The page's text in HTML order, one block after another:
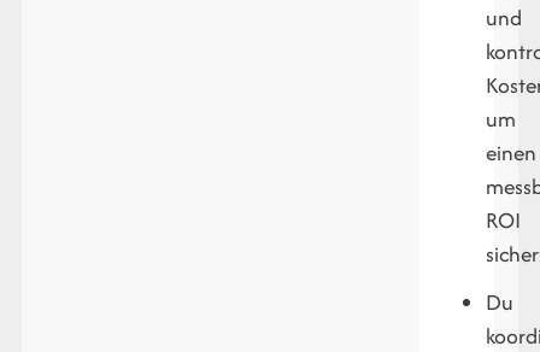
und
um
einen
ROI
Du